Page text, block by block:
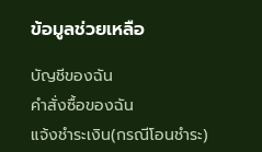
ข้อมูลช่วยเหลือ
บัญชีของฉัน
คำสั่งซื้อของฉัน
แจ้งชำระเงิน(กรณีโอนชำระ)